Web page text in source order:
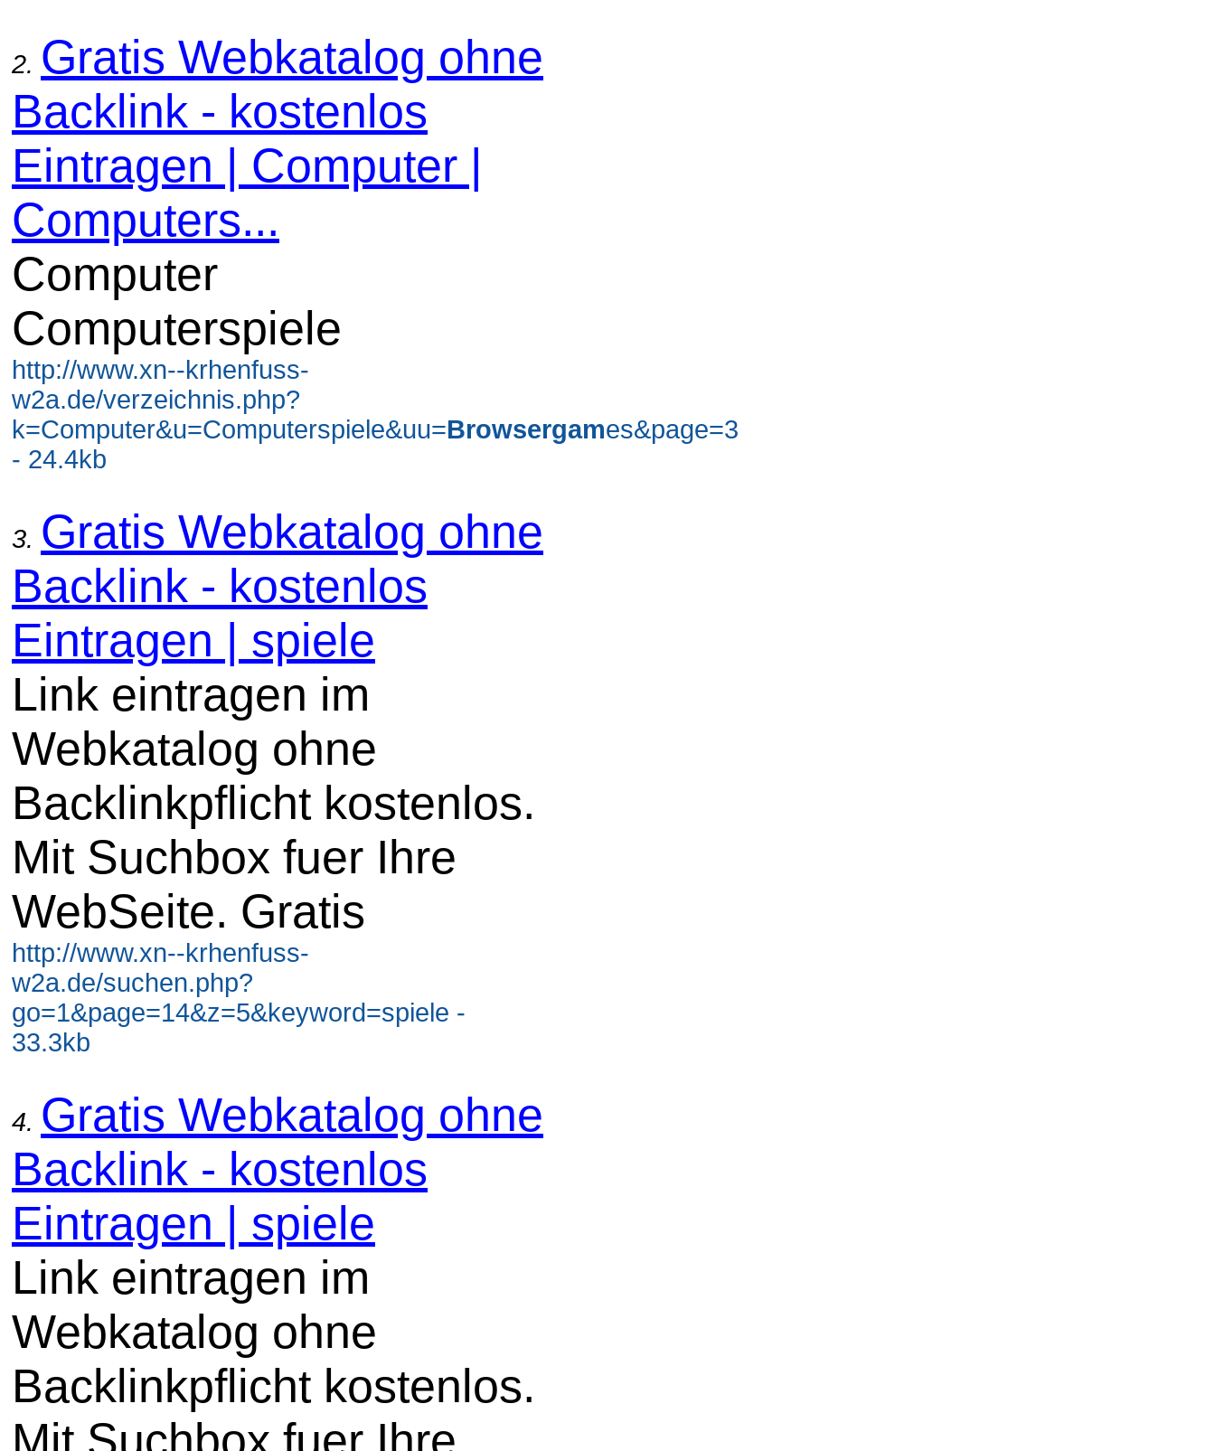
2. Gratis Webkatalog ohne
Backlink - kostenlos
Eintragen | Computer |
Computers...
Computer
Computerspiele
http://www.xn--krhenfuss-
w2a.de/verzeichnis.php?
k=Computer&u=Computerspiele&uu=Browsergames&page=3
- 24.4kb
3. Gratis Webkatalog ohne
Backlink - kostenlos
Eintragen | spiele
Link eintragen im
Webkatalog ohne
Backlinkpflicht kostenlos.
Mit Suchbox fuer Ihre
WebSeite. Gratis
http://www.xn--krhenfuss-
w2a.de/suchen.php?
go=1&page=14&z=5&keyword=spiele -
33.3kb
4. Gratis Webkatalog ohne
Backlink - kostenlos
Eintragen | spiele
Link eintragen im
Webkatalog ohne
Backlinkpflicht kostenlos.
Mit Suchbox fuer Ihre